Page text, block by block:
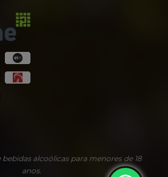
alcoólicas para menores de 18
anos.